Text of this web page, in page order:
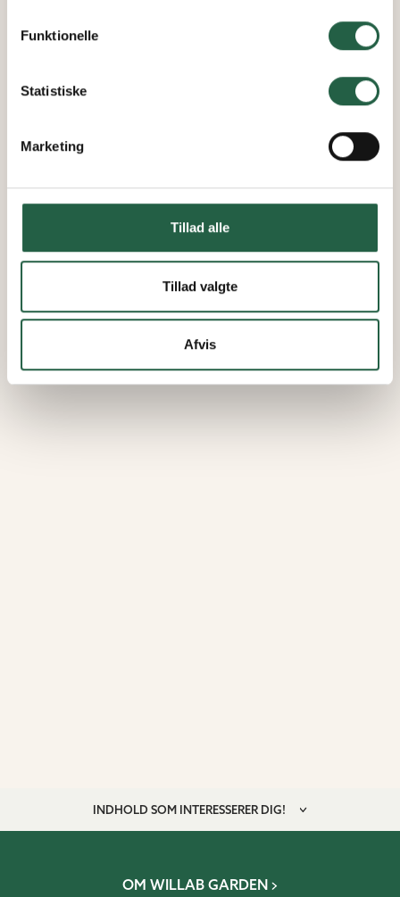
personlige oplysninger
Funktionelle
Statistiske
Marketing
Tillad alle
Tillad valgte
Afvis
INDHOLD SOM INTERESSERER DIG!
OM WILLAB GARDEN